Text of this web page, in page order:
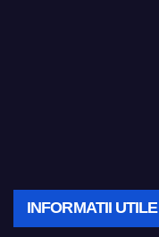
INFORMATII UTILE